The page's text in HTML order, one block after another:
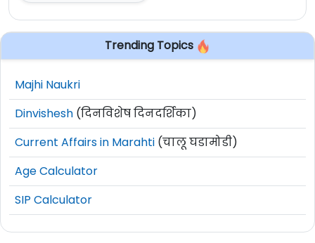
Trending Topics
Majhi Naukri
Dinvishesh (दिनविशेष दिनदर्शिका)
Current Affairs in Marahti (चालू घडामोडी)
Age Calculator
SIP Calculator